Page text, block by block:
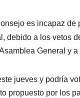
es incapaz
debido a los vetos
General y
jueves y podría
propuesto por los